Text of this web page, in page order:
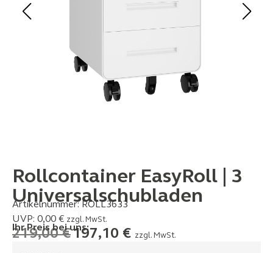
Rollcontainer EasyRoll | 3
Universalschubladen
Artikelnummer: ROLL3633
UVP: 0,00 € zzgl. MwSt.
Ihr Preis bei uns:
219,00€197,10 € zzgl. MwSt.